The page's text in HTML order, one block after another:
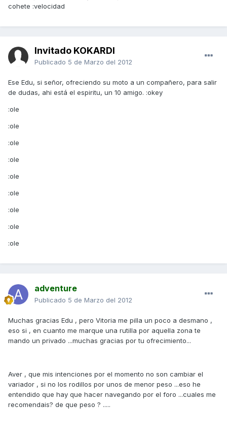
cohete :velocidad
Invitado KOKARDI
Publicado 5 de Marzo del 2012
Ese Edu, si señor, ofreciendo su moto a un compañero, para salir
de dudas, ahi está el espiritu, un 10 amigo. :okey
:ole
:ole
:ole
:ole
:ole
:ole
:ole
:ole
:ole
adventure
Publicado 5 de Marzo del 2012
Muchas gracias Edu , pero Vitoria me pilla un poco a desmano ,
eso si , en cuanto me marque una rutilla por aquella zona te
mando un privado ...muchas gracias por tu ofrecimiento...
Aver , que mis intenciones por el momento no son cambiar el
variador , si no los rodillos por unos de menor peso ...eso he
entendido que hay que hacer navegando por el foro ...cuales me
recomendais? de que peso ? .....